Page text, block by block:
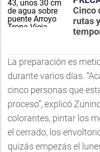
Cinco
rutas
La preparación es
durante varios días.
cinco personas que
proceso”, explicó
colorantes, pintar los
el cerrado, los
quizás empezás el